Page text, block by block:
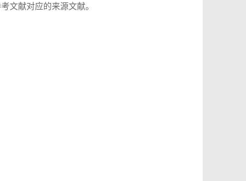
文献对应的来源文献。